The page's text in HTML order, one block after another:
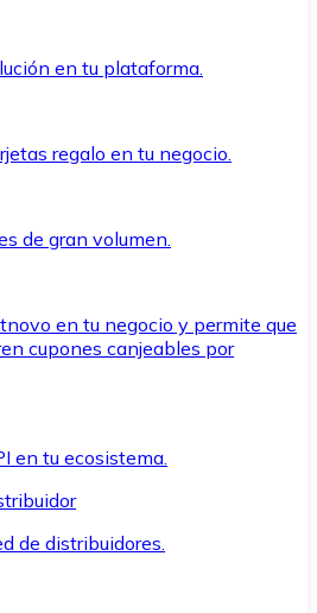
en tu plataforma.
regalo en tu negocio.
de gran volumen.
en tu negocio y permite que
cupones canjeables por
en tu ecosistema.
de distribuidores.